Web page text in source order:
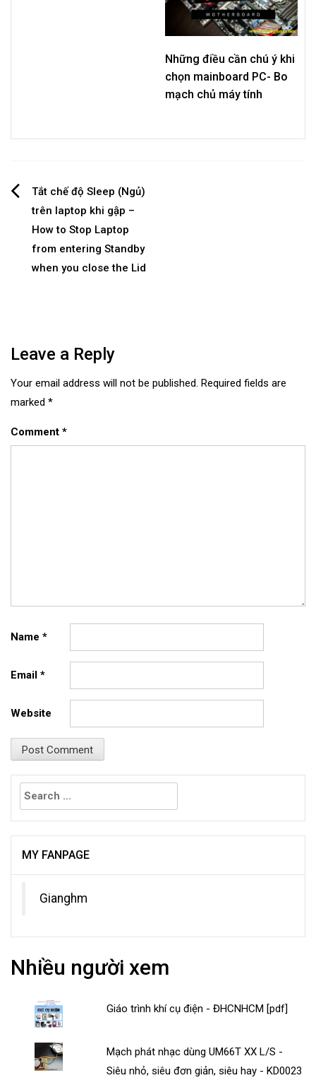
Những điều cần chú ý khi
chọn mainboard PC- Bo
mạch chủ máy tính
Post
navigation
Tắt chế độ Sleep (Ngủ)
trên laptop khi gập –
How to Stop Laptop
from entering Standby
when you close the Lid
Leave a Reply
Your email address will not be published. Required fields are
marked *
Comment *
Name *
Email *
Website
Search
for:
MY FANPAGE
Gianghm
Nhiều người xem
Giáo trình khí cụ điện - ĐHCNHCM [pdf]
Mạch phát nhạc dùng UM66T XX L/S -
Siêu nhỏ, siêu đơn giản, siêu hay - KD0023